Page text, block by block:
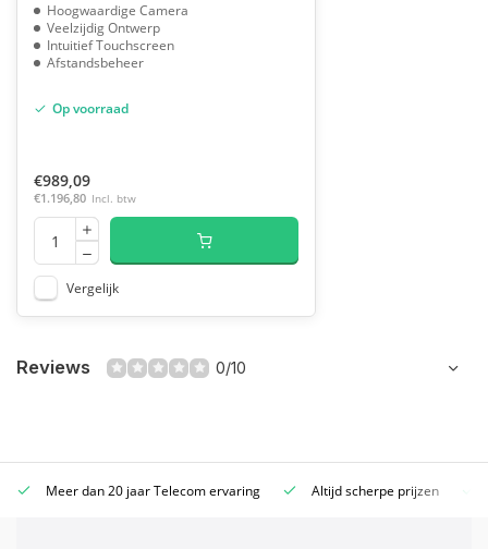
Hoogwaardige Camera
Veelzijdig Ontwerp
Intuitief Touchscreen
Afstandsbeheer
Op voorraad
€989,09
€1.196,80 Incl. btw
Vergelijk
Reviews 0/10
Meer dan 20 jaar Telecom ervaring Altijd scherpe prijzen